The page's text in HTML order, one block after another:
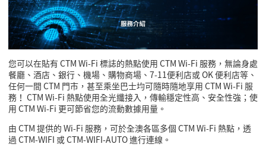
您可以在貼有CTM Wi-Fi 標誌的熱點使用 CTM Wi-Fi 服務，無論身處
餐廳、酒店、銀行、機場、購物商場、 7-11便利店或OK便利店等、
任何一間 CTM 門市，甚至乘坐巴士均可隨時隨地享用 CTM Wi-Fi 服
務！ CTM Wi-Fi 熱點使用全光纖接入，傳輸穩定性高、安全性強；使
用 CTM Wi-Fi 更可節省您的流動數據用量。
由 CTM 提供的 Wi-Fi 服務，可於全澳各區多個 CTM Wi-Fi 熱點，透
過 CTM-WIFI 或CTM-WIFI-AUTO進行連線。